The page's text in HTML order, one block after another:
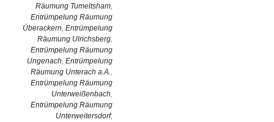
Räumung Tumeltsham,
Entrümpelung Räumung
Überackern, Entrümpelung
Räumung Ulrichsberg,
Entrümpelung Räumung
Ungenach, Entrümpelung
Räumung Unterach a.A.,
Entrümpelung Räumung
Unterweißenbach,
Entrümpelung Räumung
Unterweitersdorf,